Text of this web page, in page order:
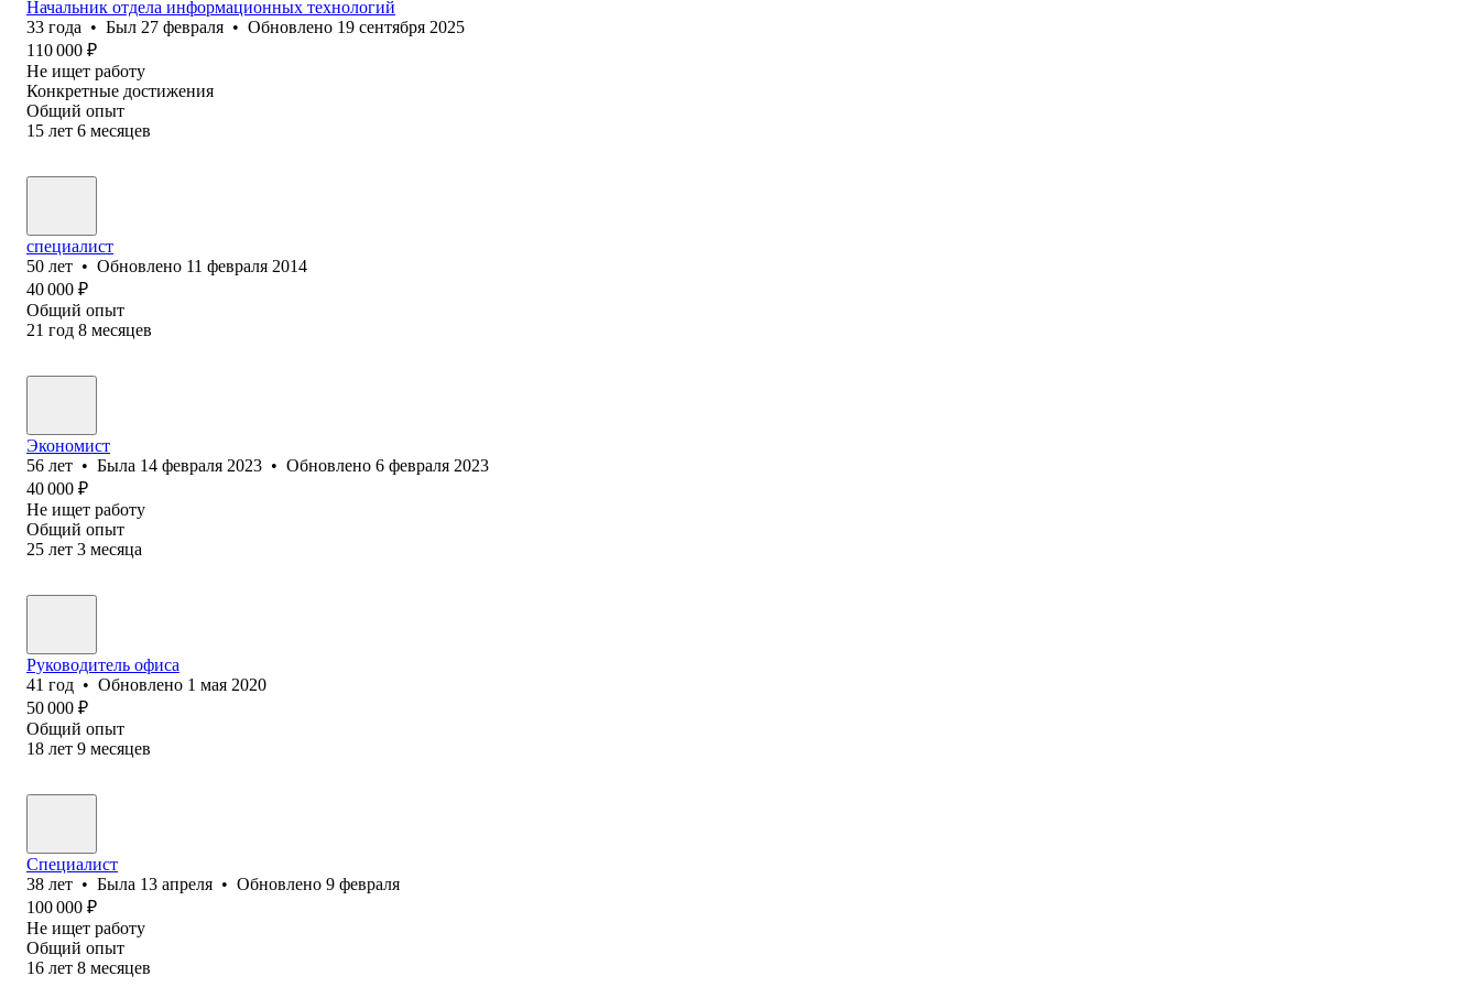
Начальник отдела информационных технологий
33 года • Был 27 февраля • Обновлено 19 сентября 2025
110 000 ₽
Не ищет работу
Конкретные достижения
Общий опыт
15 лет 6 месяцев
специалист
50 лет • Обновлено 11 февраля 2014
40 000 ₽
Общий опыт
21 год 8 месяцев
Экономист
56 лет • Была 14 февраля 2023 • Обновлено 6 февраля 2023
40 000 ₽
Не ищет работу
Общий опыт
25 лет 3 месяца
Руководитель офиса
41 год • Обновлено 1 мая 2020
50 000 ₽
Общий опыт
18 лет 9 месяцев
Специалист
38 лет • Была 13 апреля • Обновлено 9 февраля
100 000 ₽
Не ищет работу
Общий опыт
16 лет 8 месяцев